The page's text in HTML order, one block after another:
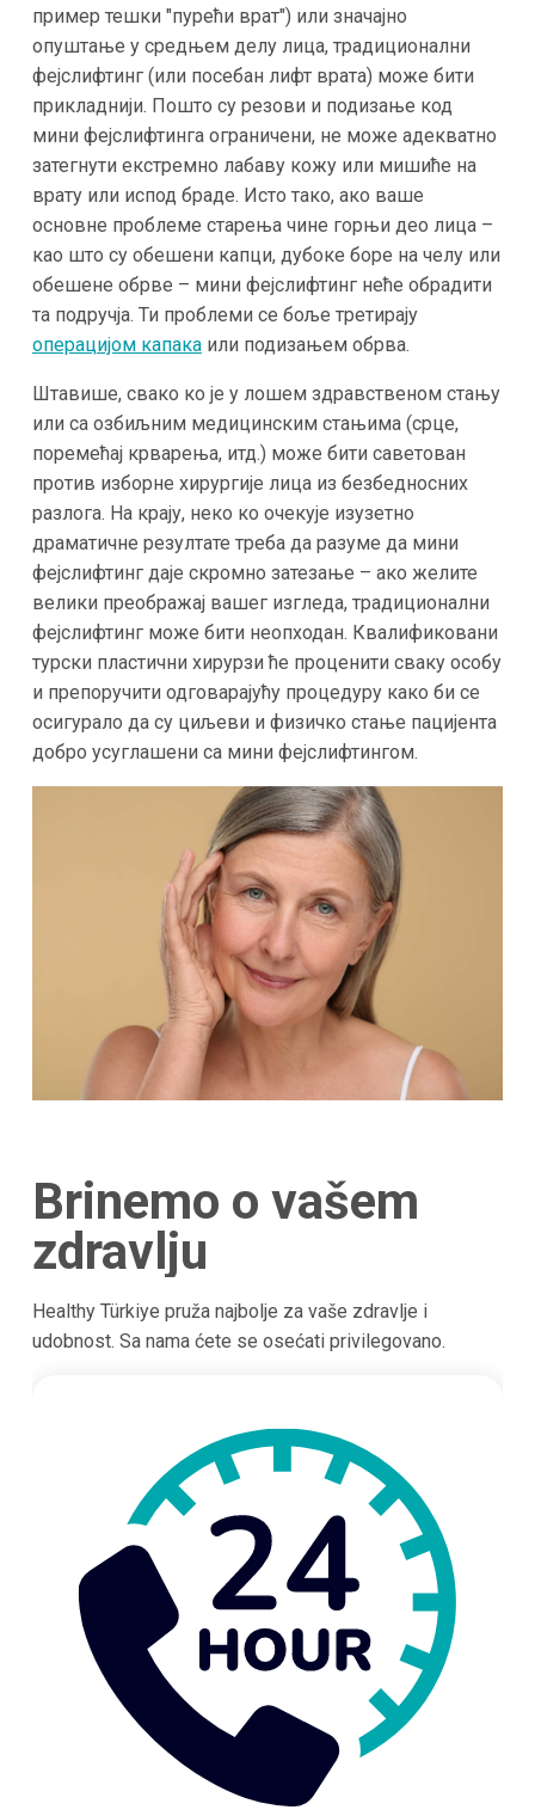
пример тешки "пурећи врат") или значајно
опуштање у средњем делу лица, традиционални
фејслифтинг (или посебан лифт врата) може бити
прикладнији. Пошто су резови и подизање код
мини фејслифтинга ограничени, не може адекватно
затегнути екстремно лабаву кожу или мишиће на
врату или испод браде​. Исто тако, ако вашe
основне проблеме старења чине горњи део лица –
као што су обешени капци, дубоке боре на челу или
обешене обрве – мини фејслифтинг неће обрадити
та подручја​. Ти проблеми се боље третирају
операцијом капакаили подизањем обрва.
Штавише, свако ко је у лошем здравственом стању
или са озбиљним медицинским стањима (срце,
поремећај крварења, итд.) може бити саветован
против изборне хирургије лица из безбедносних
разлога. На крају, неко ко очекује изузетно
драматичне резултате треба да разуме да мини
фејслифтинг даје скромно затезање – ако желите
велики преображај вашег изгледа, традиционални
фејслифтинг може бити неопходан. Квалификовани
турски пластични хирурзи ће проценити сваку особу
и препоручити одговарајућу процедуру како би се
осигурало да су циљеви и физичко стање пацијента
добро усуглашени са мини фејслифтингом​.
Brinemo o vašem
zdravlju
Healthy Türkiye pruža najbolje za vaše zdravlje i
udobnost. Sa nama ćete se osećati privilegovano.